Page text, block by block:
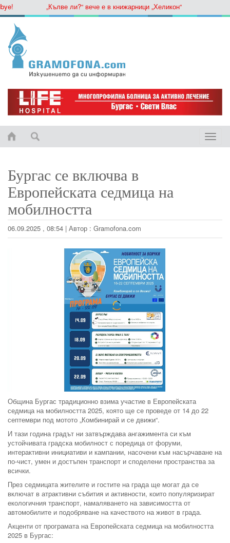
„Кълве ли?“ вече е в книжарници „Хеликон“
Toggle
Бургас се включва в
Европейската седмица на
мобилността
06.09.2025 , 08:54 | Автор : Gramofona.com
Община Бургас традиционно взима участие в Европейската
седмица на мобилността 2025, която ще се проведе от 14 до 22
септември под мотото „Комбинирай и се движи“.
И тази година градът ни затвърждава ангажимента си към
устойчивата градска мобилност с поредица от форуми,
интерактивни инициативи и кампании, насочени към насърчаване на
по-чист, умен и достъпен транспорт и споделени пространства за
всички.
През седмицата жителите и гостите на града ще могат да се
включат в атрактивни събития и активности, които популяризират
екологичния транспорт, намаляването на зависимостта от
автомобилите и подобряване на качеството на живот в града.
Акценти от програмата на Европейската седмица на мобилността
2025 в Бургас: